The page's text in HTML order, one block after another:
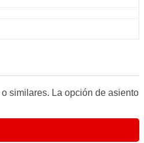
similares. La opción de asiento